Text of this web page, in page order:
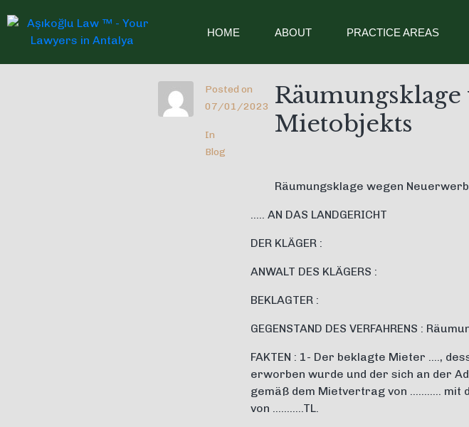
HOME ABOUT PRACTICE AREAS
Posted on
07/01/2023
In
Blog
Mietobjekts
Räumungsklage wegen
….. AN DAS LANDGERICHT
DER KLÄGER :
ANWALT DES KLÄGERS :
BEKLAGTER :
GEGENSTAND DES VERFAHRENS :
FAKTEN : 1- Der beklagte Mieter ….,
erworben wurde und der sich an der
gemäß dem Mietvertrag von ……….. mit
von ………..TL.